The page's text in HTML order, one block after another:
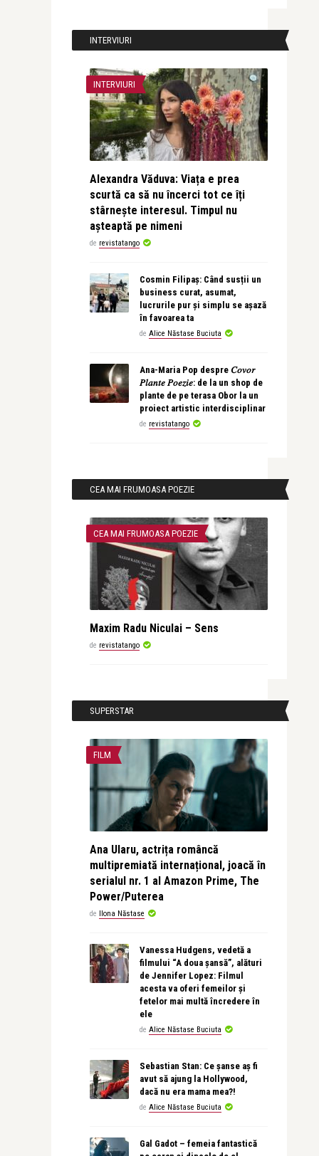
INTERVIURI
INTERVIURI
Alexandra Văduva: Viața e prea
scurtă ca să nu încerci tot ce îți
stârnește interesul. Timpul nu
așteaptă pe nimeni
de revistatango
Cosmin Filipaș: Când susții un
business curat, asumat,
lucrurile pur și simplu se așază
în favoarea ta
de Alice Năstase Buciuta
Ana-Maria Pop despre 𝐶𝑜𝑣𝑜𝑟
𝑃𝑙𝑎𝑛𝑡𝑒 𝑃𝑜𝑒𝑧𝑖𝑒: de la un shop de
plante de pe terasa Obor la un
proiect artistic interdisciplinar
de revistatango
CEA MAI FRUMOASA POEZIE
CEA MAI FRUMOASA POEZIE
Maxim Radu Niculai – Sens
de revistatango
SUPERSTAR
FILM
Ana Ularu, actrița româncă
multipremiată internațional, joacă în
serialul nr. 1 al Amazon Prime, The
Power/Puterea
de Ilona Năstase
Vanessa Hudgens, vedetă a
filmului “A doua șansă”, alături
de Jennifer Lopez: Filmul
acesta va oferi femeilor și
fetelor mai multă încredere în
ele
de Alice Năstase Buciuta
Sebastian Stan: Ce șanse aș fi
avut să ajung la Hollywood,
dacă nu era mama mea?!
de Alice Năstase Buciuta
Gal Gadot – femeia fantastică